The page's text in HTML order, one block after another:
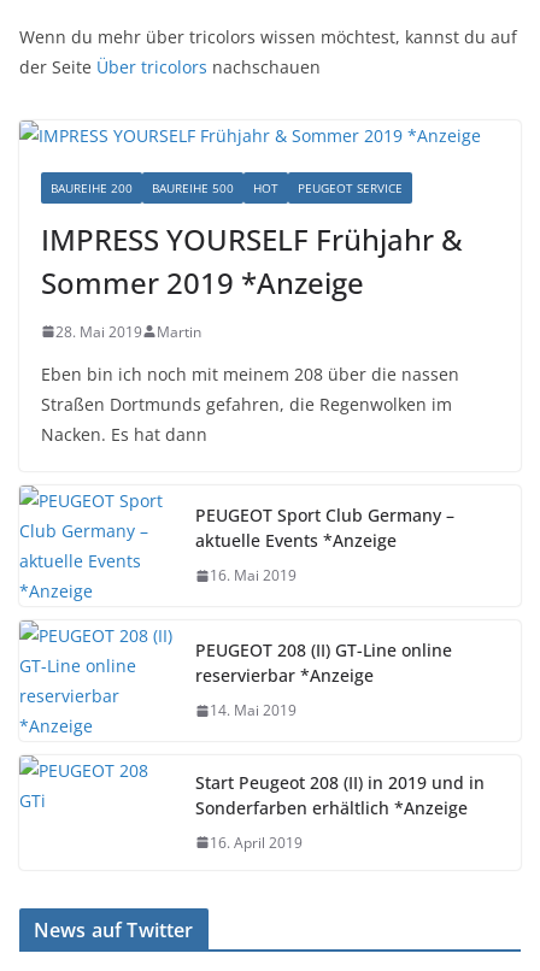
Wenn du mehr über tricolors wissen möchtest, kannst du auf
der Seite Über tricolors nachschauen
BAUREIHE 200 BAUREIHE 500 HOT PEUGEOT SERVICE
IMPRESS YOURSELF Frühjahr &
Sommer 2019 *Anzeige
28. Mai 2019 Martin
Eben bin ich noch mit meinem 208 über die nassen
Straßen Dortmunds gefahren, die Regenwolken im
Nacken. Es hat dann
PEUGEOT Sport Club Germany –
aktuelle Events *Anzeige
16. Mai 2019
PEUGEOT 208 (II) GT-Line online
reservierbar *Anzeige
14. Mai 2019
Start Peugeot 208 (II) in 2019 und in
Sonderfarben erhältlich *Anzeige
16. April 2019
News auf Twitter